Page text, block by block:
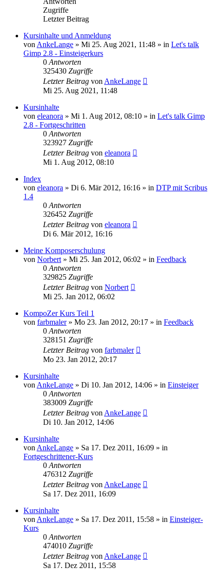
Zugriffe
Letzter Beitrag
Kursinhalte und Anmeldung
von AnkeLange » Mi 25. Aug 2021, 11:48 » in Let's talk
Gimp 2.8 - Einsteigerkurs
0 Antworten
325430 Zugriffe
Letzter Beitrag von AnkeLange
Mi 25. Aug 2021, 11:48
Kursinhalte
von eleanora » Mi 1. Aug 2012, 08:10 » in Let's talk Gimp
2.8 - Fortgeschritten
0 Antworten
323927 Zugriffe
Letzter Beitrag von eleanora
Mi 1. Aug 2012, 08:10
Index
von eleanora » Di 6. Mär 2012, 16:16 » in DTP mit Scribus
1.4
0 Antworten
326452 Zugriffe
Letzter Beitrag von eleanora
Di 6. Mär 2012, 16:16
Meine Komposerschulung
von Norbert » Mi 25. Jan 2012, 06:02 » in Feedback
0 Antworten
329825 Zugriffe
Letzter Beitrag von Norbert
Mi 25. Jan 2012, 06:02
KompoZer Kurs Teil 1
von farbmaler» Mo 23. Jan 2012, 20:17 » in Feedback
0 Antworten
328151 Zugriffe
Letzter Beitrag von farbmaler
Mo 23. Jan 2012, 20:17
Kursinhalte
von AnkeLange » Di 10. Jan 2012, 14:06 » in Einsteiger
0 Antworten
383009 Zugriffe
Letzter Beitrag von AnkeLange
Di 10. Jan 2012, 14:06
Kursinhalte
von AnkeLange » Sa 17. Dez 2011, 16:09 » in
Fortgeschrittener-Kurs
0 Antworten
476312 Zugriffe
Letzter Beitrag von AnkeLange
Sa 17. Dez 2011, 16:09
Kursinhalte
von AnkeLange » Sa 17. Dez 2011, 15:58 » in Einsteiger-
Kurs
0 Antworten
474010 Zugriffe
Letzter Beitrag von AnkeLange
Sa 17. Dez 2011, 15:58